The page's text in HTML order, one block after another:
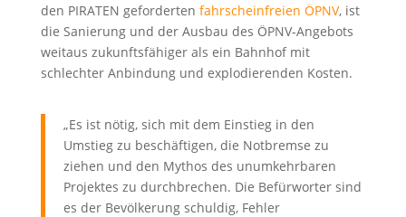
den PIRATEN geforderten fahrscheinfreien ÖPNV, ist
die Sanierung und der Ausbau des ÖPNV-Angebots
weitaus zukunftsfähiger als ein Bahnhof mit
schlechter Anbindung und explodierenden Kosten.
„Es ist nötig, sich mit dem Einstieg in den
Umstieg zu beschäftigen, die Notbremse zu
ziehen und den Mythos des unumkehrbaren
Projektes zu durchbrechen. Die Befürworter sind
es der Bevölkerung schuldig, Fehler